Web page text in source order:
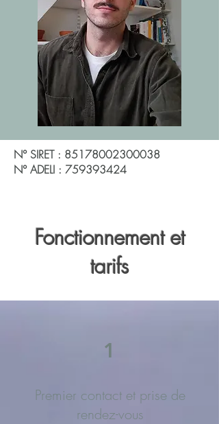
N° SIRET : 85178002300038
N° ADELI : 759393424
Fonctionnement et
tarifs
1
Premier contact et prise de
rendez-vous